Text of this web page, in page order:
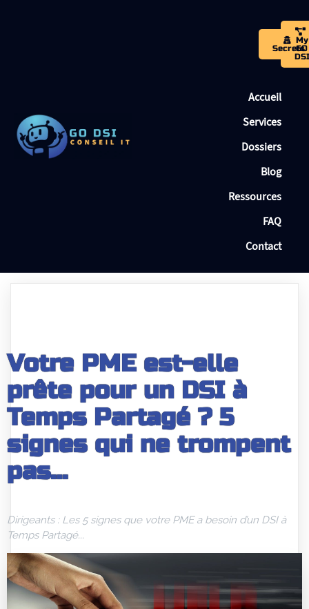
Secrets
My
GO
DSI
Accueil
Services
Dossiers
Blog
Ressources
FAQ
Contact
Votre PME est-elle
prête pour un DSI à
Temps Partagé ? 5
signes qui ne trompent
pas…
Dirigeants : Les 5 signes que votre PME a besoin d’un DSI à
Temps Partagé...